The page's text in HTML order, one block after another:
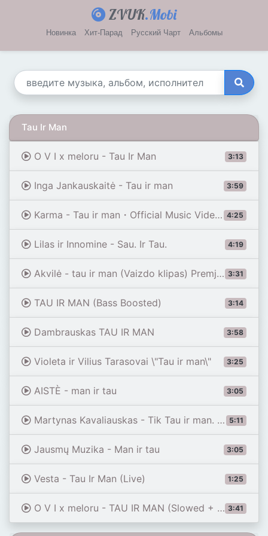
ZVUK.Mobi
Новинка Хит-Парад Русский Чарт Альбомы
Tau Ir Man
3:13
O V I x meloru - Tau Ir Man
3:59
Inga Jankauskaitė - Tau ir man
4:25
Karma - Tau ir man・Official Music Video Clip
4:19
Lilas ir Innomine - Sau. Ir Tau.
3:31
Akvilė - tau ir man (Vaizdo klipas) Premjera 2021
3:14
TAU IR MAN (Bass Boosted)
3:58
Dambrauskas TAU IR MAN
3:25
Violeta ir Vilius Tarasovai \"Tau ir man\"
3:05
AISTÈ - man ir tau
5:11
Martynas Kavaliauskas - Tik Tau ir man. LYRICS
3:05
Jausmų Muzika - Man ir tau
1:25
Vesta - Tau Ir Man (Live)
3:41
O V I x meloru - TAU IR MAN (Slowed + Reverb)